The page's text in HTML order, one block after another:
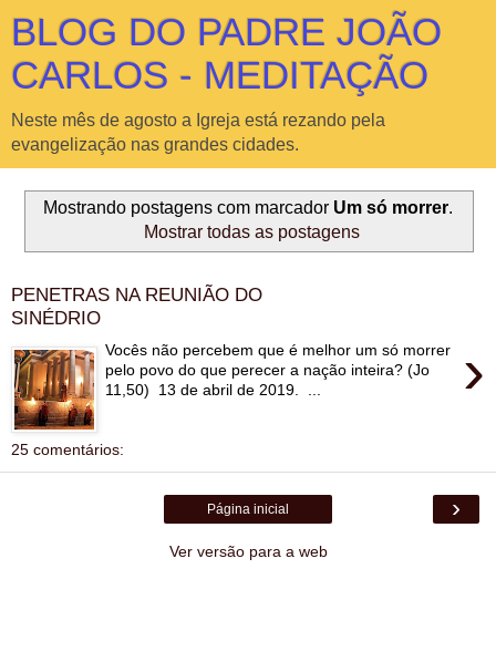
BLOG DO PADRE JOÃO
CARLOS - MEDITAÇÃO
Neste mês de agosto a Igreja está rezando pela
evangelização nas grandes cidades.
Mostrando postagens com marcador Um só morrer.
Mostrar todas as postagens
PENETRAS NA REUNIÃO DO
SINÉDRIO
›
Vocês não percebem que é melhor um só morrer
pelo povo do que perecer a nação inteira? (Jo
11,50) 13 de abril de 2019. ...
25 comentários:
›
Página inicial
Ver versão para a web